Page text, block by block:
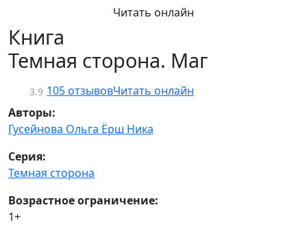
Читать онлайн
Книга
Темная сторона. Маг
3.9 105 отзывовЧитать онлайн
Авторы:
Гусейнова Ольга Ёрш Ника
Серия:
Темная сторона
Возрастное ограничение:
1+